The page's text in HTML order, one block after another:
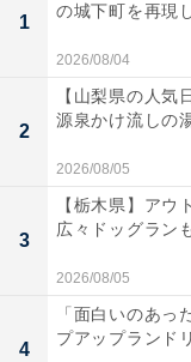
1
の城下町を再現
2026/08/04
2
【山梨県の人気
源泉かけ流しの
2026/08/05
3
【栃木県】ア
広々ドッグラン
2026/08/05
4
「面白いのあっ
プアップランド